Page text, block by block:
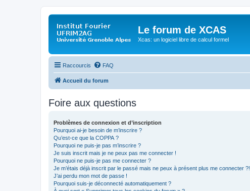
Le forum de XCAS
Xcas: un logiciel libre de calcul formel
Raccourcis FAQ
Accueil du forum
Foire aux questions
Problèmes de connexion et d’inscription
Pourquoi ai-je besoin de m’inscrire ?
Qu’est-ce que la COPPA ?
Pourquoi ne puis-je pas m’inscrire ?
Je suis inscrit mais je ne peux pas me connecter !
Pourquoi ne puis-je pas me connecter ?
Je m’étais déjà inscrit par le passé mais ne peux à présent plus me connecter ?!
J’ai perdu mon mot de passe !
Pourquoi suis-je déconnecté automatiquement ?